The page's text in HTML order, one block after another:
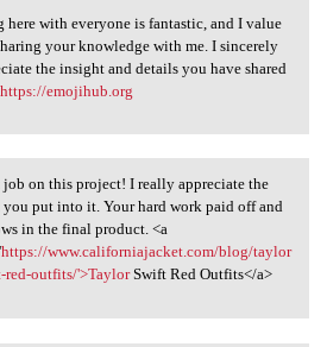
here with everyone is
here with everyone is fantastic, and I value
your knowledge with me. I sincerely
the insight and details you have shared
https://emojihub.org
on this project! I
job on this project! I really appreciate the
you put into it. Your hard work paid off and
in the final product. <a
https://www.californiajacket.com/blog/taylor
red-outfits/'>TaylorSwift Red Outfits</a>